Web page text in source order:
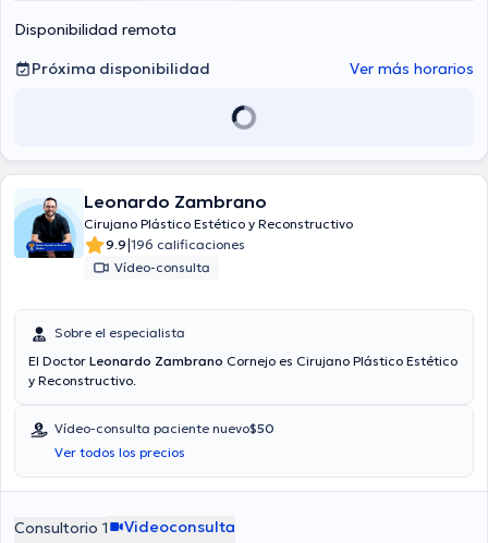
Disponibilidad remota
Próxima disponibilidad
Ver más horarios
Leonardo Zambrano
Cirujano Plástico Estético y Reconstructivo
9.9|196 calificaciones
Vídeo-consulta
Sobre el especialista
El Doctor Leonardo Zambrano Cornejo es Cirujano Plástico Estético
y Reconstructivo.
Vídeo-consulta paciente nuevo$50
Ver todos los precios
Consultorio 1 Videoconsulta